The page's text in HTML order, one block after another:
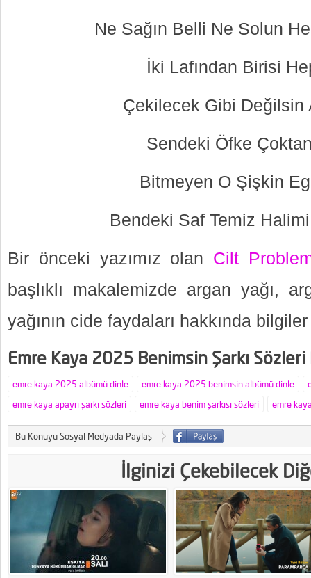
Ne Sağın Belli Ne Solun
İki Lafından Birisi
Çekilecek Gibi Değilsin
Sendeki Öfke
Bitmeyen O Şişkin
Bendeki Saf Temiz
Bir önceki yazımız olan Cilt
başlıklı makalemizde argan yağı,
yağının cide faydaları hakkında
Emre Kaya 2025 Benimsin Şarkı Sözleri
emre kaya 2025 albümü dinle emre kaya 2025 benimsin albümü dinle
emre kaya apayrı şarkı sözleri
emre kaya benim şarkısı sözleri emre
Bu Konuyu Sosyal Medyada Paylaş
İlginizi Çekebilecek